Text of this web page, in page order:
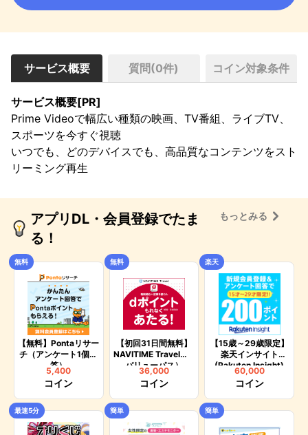
サービス概要 質問(0件) コイン対象条件
サービス概要[PR]
Prime Videoで幅広い種類の映画、TV番組、ライブTV、
スポーツを今すぐ視聴
いつでも、どのデバイスでも、高品質なコンテンツをスト
リーミング再生
アプリDL・会員登録でたま
る！
もっとみる
無料
【無料】Pontaリサー
チ（アンケート1個回
答）
5,400
コイン
無料
【初回31日間無料】
NAVITIME Travel（d
バリューパス）
36,000
コイン
楽天
【15歳～29歳限定】
楽天インサイト
(Rakuten Insight)
【アンケートに3回回
答】
60,000
コイン
最速5分 簡単 簡単